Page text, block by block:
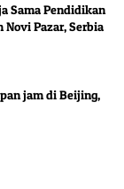
Sama Pendidikan
Pazar, Serbia
jam di Beijing,